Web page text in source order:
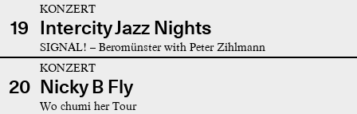
19
KONZERT
Intercity Jazz Nights
SIGNAL! – Beromünster with Peter Zihlmann
20
KONZERT
Nicky B Fly
Wo chumi her Tour